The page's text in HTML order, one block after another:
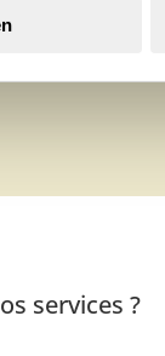
Avec, à la
services ?